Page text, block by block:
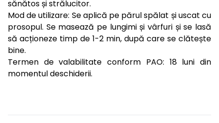
sănătos și strălucitor.
Mod de utilizare: Se aplică pe părul spălat și uscat cu
prosopul. Se masează pe lungimi și vârfuri și se lasă
să acționeze timp de 1-2 min, după care se clătește
bine.
Termen de valabilitate conform PAO: 18 luni din
momentul deschiderii.